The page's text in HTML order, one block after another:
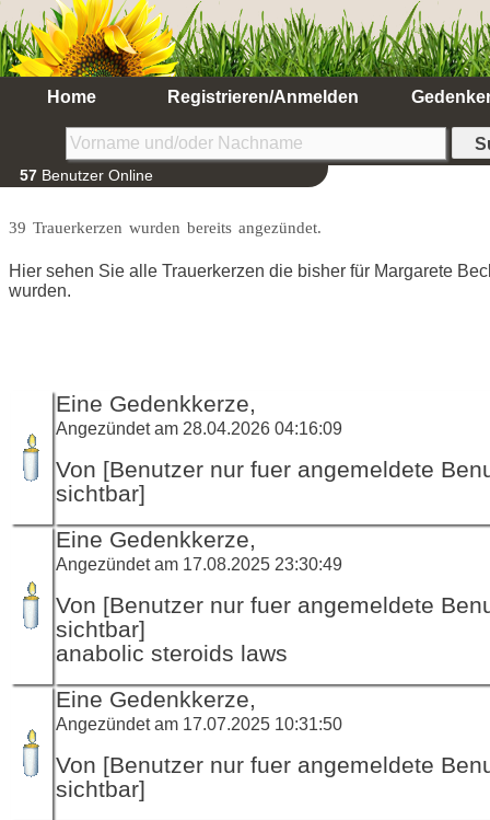
Home Registrieren/Anmelden
57 Benutzer Online
39 Trauerkerzen wurden bereits angezündet.
Hier sehen Sie alle Trauerkerzen die bisher für Margarete
wurden.
Eine Gedenkkerze,
Angezündet am 28.04.2026 04:16:09
Von [Benutzer nur fuer angemeldete
sichtbar]
Eine Gedenkkerze,
Angezündet am 17.08.2025 23:30:49
Von [Benutzer nur fuer angemeldete
sichtbar]
anabolic steroids laws
Eine Gedenkkerze,
Angezündet am 17.07.2025 10:31:50
Von [Benutzer nur fuer angemeldete
sichtbar]